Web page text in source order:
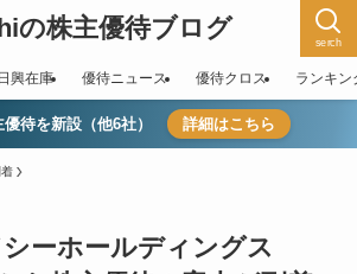
の株主優待ブログ serch
日興在庫 優待ニュース 優待クロス ランキン
待を新設（他6社） 詳細はこちら
ーホールディングス